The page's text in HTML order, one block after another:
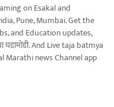
on Esakal and
Pune, Mumbai. Get the
and Education updates,
घडामोडी. And Live taja batmya
Marathi news Channel app